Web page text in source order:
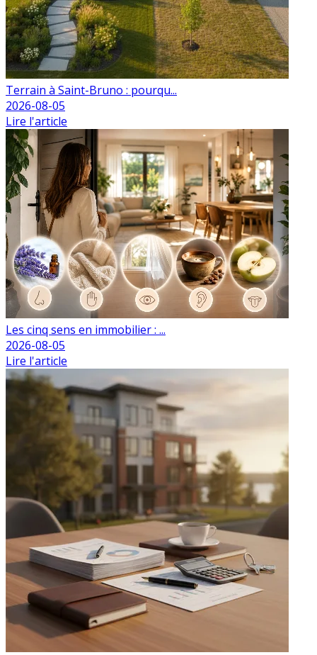
Terrain à Saint-Bruno : pourqu...
2026-08-05
Lire l'article
Les cinq sens en immobilier : ...
2026-08-05
Lire l'article